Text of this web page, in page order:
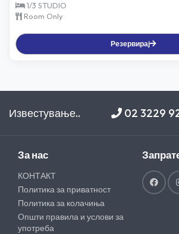
1/3 STUDIO
Room Only
Резервирај
Известување.. 02 3229
За нас
КОНТАКТ
Политика за приватност
Политика за колачиња
Општи правила и услови за
употреба